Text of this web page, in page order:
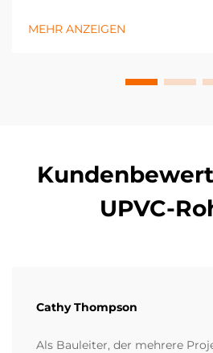
gewährleisten. Holen Sie sich
MEHR ANZEIGEN
UPVC-
Cathy Thompson
Als Bauleiter, der mehrere